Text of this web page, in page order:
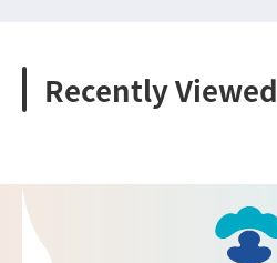
Recently Viewed